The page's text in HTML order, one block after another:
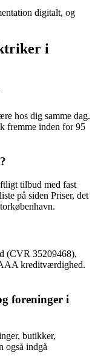
digitalt, og
i
hos dig samme dag.
fremme inden for 95
tilbud med fast
på siden Priser, det
(CVR 35209468),
kreditværdighed.
foreninger i
butikker,
også indgå